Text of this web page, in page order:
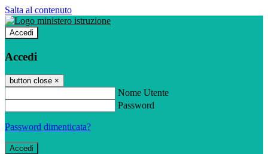
Salta al contenuto
Accedi
Accedi
button close ×
Nome Utente
Password
Password dimenticata?